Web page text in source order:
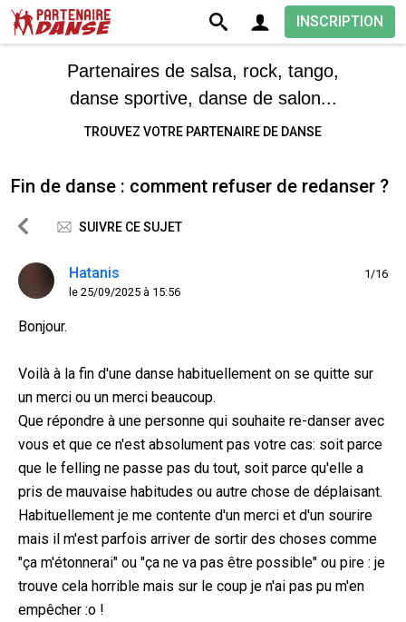
INSCRIPTION
Partenaires de salsa, rock, tango,
danse sportive, danse de salon...
TROUVEZ VOTRE PARTENAIRE DE DANSE
Fin de danse : comment refuser de redanser ?
SUIVRE CE SUJET
Hatanis
le 25/09/2025 à 15:56
1/16
Bonjour.
Voilà à la fin d'une danse habituellement on se quitte sur
un merci ou un merci beaucoup.
Que répondre à une personne qui souhaite re-danser avec
vous et que ce n'est absolument pas votre cas: soit parce
que le felling ne passe pas du tout, soit parce qu'elle a
pris de mauvaise habitudes ou autre chose de déplaisant.
Habituellement je me contente d'un merci et d'un sourire
mais il m'est parfois arriver de sortir des choses comme
"ça m'étonnerai" ou "ça ne va pas être possible" ou pire : je
trouve cela horrible mais sur le coup je n'ai pas pu m'en
empêcher :o !